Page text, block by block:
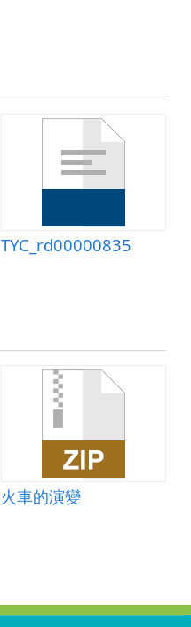
TYC_rd00000835
火車的演變